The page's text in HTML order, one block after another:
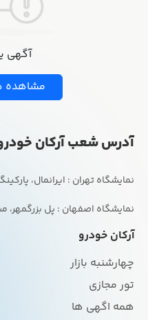
آگهی
مشاهده
آدرس شعب آرکان
نمایشگاه اصفهان : پل بزرگمهر،
آرکان خودرو
چهارشنبه بازار
تور مجازی
همه اگهی ها